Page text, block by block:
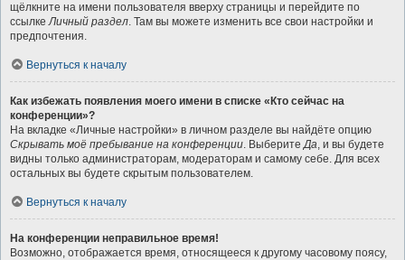
щёлкните на имени пользователя вверху страницы и перейдите по
ссылкеЛичный раздел. Там вы можете изменить все свои настройки и
предпочтения.
Вернуться к началу
Как избежать появления моего имени в списке «Кто сейчас на
конференции»?
На вкладке «Личные настройки» в личном разделе вы найдёте опцию
Скрывать моё пребывание на конференции. ВыберитеДа, и вы будете
видны только администраторам, модераторам и самому себе. Для всех
остальных вы будете скрытым пользователем.
Вернуться к началу
На конференции неправильное время!
Возможно, отображается время, относящееся к другому часовому поясу,